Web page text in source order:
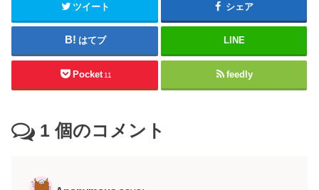
ツイート シェア
はてブ LINE
Pocket 11 feedly
1 個のコメント